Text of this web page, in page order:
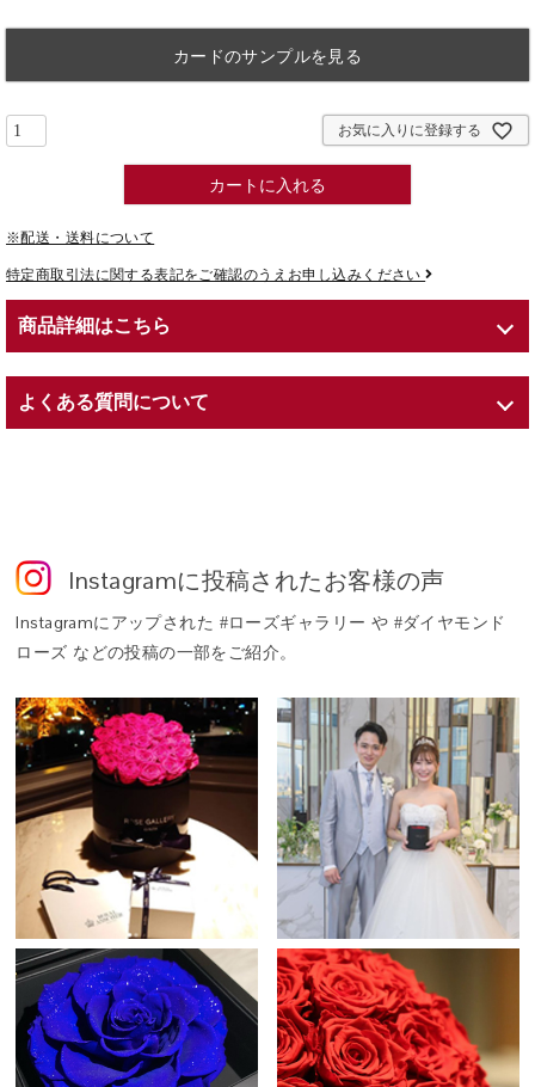
カードのサンプルを見る
お気に入りに登録する
カートに入れる
※配送・送料について
特定商取引法に関する表記をご確認のうえお申し込みください
商品詳細はこちら
商品紹介
６営業日〜10営業日でのお届け
想いを包み込む、ローズのハート。
丸みを帯びた円形シリンダーに咲くバラが、やさしく愛を包み込
む。
プロポーズや記念日の贈り物にふさわしい、洗練された愛のかたち
です。
よくある質問について
生花に化粧品にも用いられる保湿剤や染料を吸収させることで、色
鮮やかで瑞々しい花姿を、長期間そのままに愉しめるよう仕立てた
特別な花。それがプリザーブドフラワーです。
A. 世界最高級のプリザーブドローズ「アモローサ®」の中から、ロ
ーズギャラリーがさらに厳選した、生命力と美しさを湛える特別な
一輪だけに与えられる称号──それが「タイムレスローズ」です。
その名には「時代を超えて咲き続ける、普遍的な美しさ」という意
味が込められています。
Q. このバラは本物ですか？
A. はい。自然に咲いた本物のバラを使用しています。特殊な保存加
工を施したプリザーブドフラワーとして仕立てることで、水を必要
とせず、鮮やかな色合いとみずみずしさを長く保ちます。
Q. ギフトにふさわしいですか？
A. タイムレスローズは、人生の特別な日にこそ選ばれる花です。結
Instagramに投稿されたお客様の声
Instagramにアップされた #ローズギャラリー や #ダイヤモンド
ローズ などの投稿の一部をご紹介。